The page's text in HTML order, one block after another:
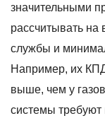
значительными
рассчитывать на
службы и
Например, их КПД
выше, чем у
системы требуют